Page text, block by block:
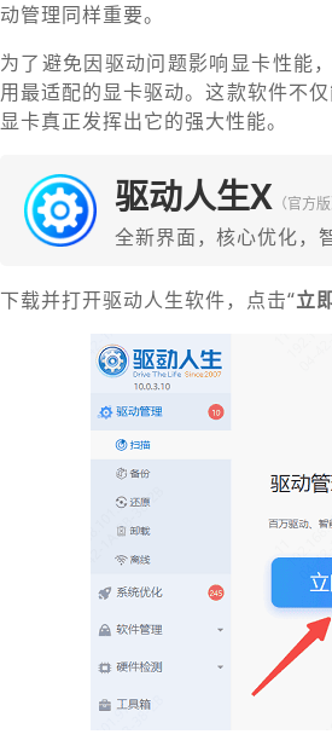
动管理同样重要。
为了避免因驱动问题影响显卡性能
用最适配的显卡驱动。这款软件不
显卡真正发挥出它的强大性能。
驱动人生X （官方版
全新界面，核心优化，
下载并打开驱动人生软件，点击“立